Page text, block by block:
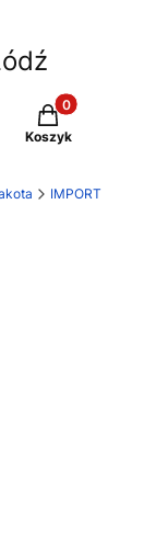
Produkty w
Koszyk
IMPORT